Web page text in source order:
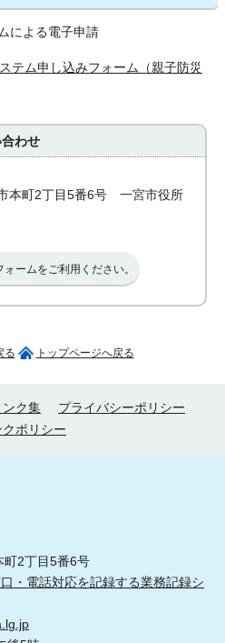
による電子申請
テム申し込みフォーム（親子防災
わせ
本町2丁目5番6号 一宮市役所
ームをご利用ください。
る トップページへ戻る
ンク集
プライバシーポリシー
クポリシー
2丁目5番6号
・電話対応を記録する業務記録シ